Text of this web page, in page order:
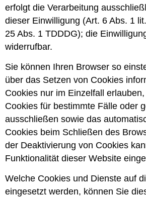
erfolgt die Verarbeitung
dieser Einwilligung (Art. 6 Abs. 1
25 Abs. 1 TDDDG); die
widerrufbar.
Sie können Ihren Browser so
über das Setzen von Cookies
Cookies nur im Einzelfall
Cookies für bestimmte Fälle oder
ausschließen sowie das
Cookies beim Schließen des
der Deaktivierung von Cookies
Funktionalität dieser Website
Welche Cookies und Dienste auf
eingesetzt werden, können Sie